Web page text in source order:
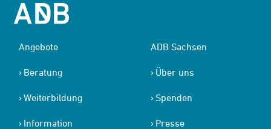
Angebote
Beratung
Weiterbildung
Information
ADB Sachsen
Über uns
Spenden
Presse